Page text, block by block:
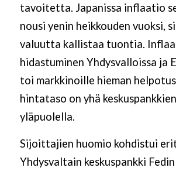
tavoitetta. Japanissa inflaatio
nousi yenin heikkouden vuoksi,
valuutta kallistaa tuontia.
hidastuminen Yhdysvalloissa ja
toi markkinoille hieman
hintataso on yhä
yläpuolella.
Sijoittajien huomio kohdistui
Yhdysvaltain keskuspankki